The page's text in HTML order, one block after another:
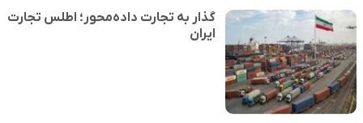
گذار به تجارت داده‌محور؛ اطلس تجارت
ایران